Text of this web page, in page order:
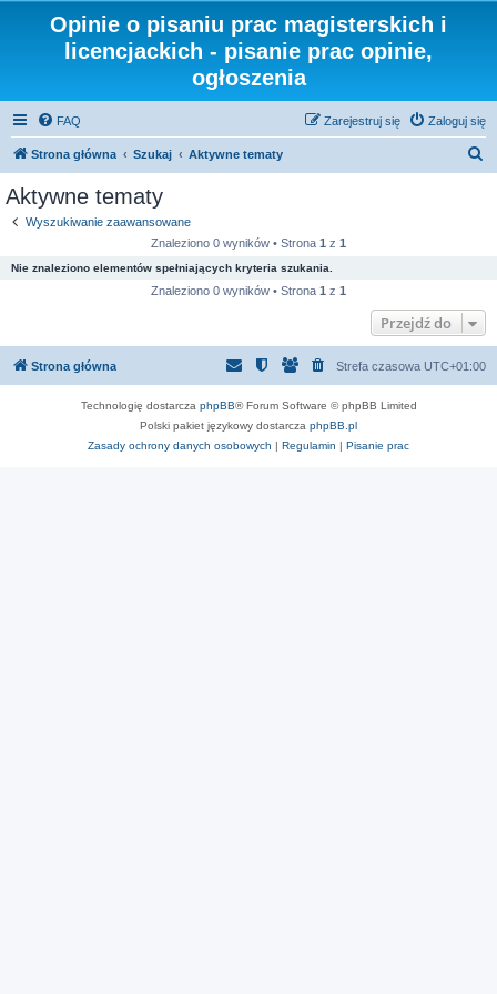
Opinie o pisaniu prac magisterskich i
licencjackich - pisanie prac opinie,
ogłoszenia
FAQ Zaloguj się
Zarejestruj się
Strona główna Szukaj Aktywne tematy
Aktywne tematy
Wyszukiwanie zaawansowane
Znaleziono 0 wyników • Strona 1 z 1
Nie znaleziono elementów spełniających kryteria szukania.
Znaleziono 0 wyników • Strona 1 z 1
Przejdź do
Strona główna Strefa czasowa UTC+01:00
Technologię dostarcza phpBB® Forum Software © phpBB Limited
Polski pakiet językowy dostarcza phpBB.pl
Zasady ochrony danych osobowych | Regulamin | Pisanie prac